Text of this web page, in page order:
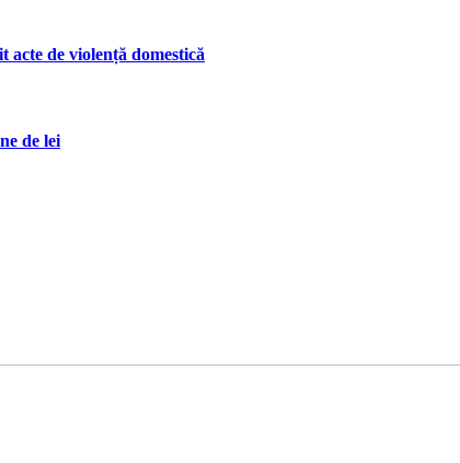
de violență domestică
de lei